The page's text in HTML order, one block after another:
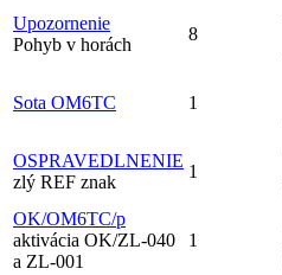
Upozornenie
Pohyb v horách
8
Sota OM6TC 1
OSPRAVEDLNENIE
zlý REF znak
1
OK/OM6TC/p
aktivácia OK/ZL-040
a ZL-001
1